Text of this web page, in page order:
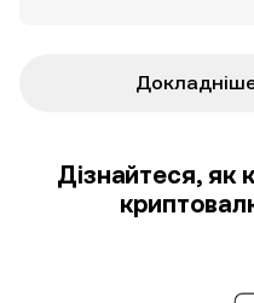
Дізнайтеся, як